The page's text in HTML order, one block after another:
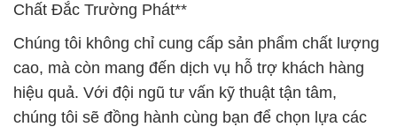
Chất Đắc Trường Phát**
Chúng tôi không chỉ cung cấp sản phẩm chất lượng
cao, mà còn mang đến dịch vụ hỗ trợ khách hàng
hiệu quả. Với đội ngũ tư vấn kỹ thuật tận tâm,
chúng tôi sẽ đồng hành cùng bạn để chọn lựa các